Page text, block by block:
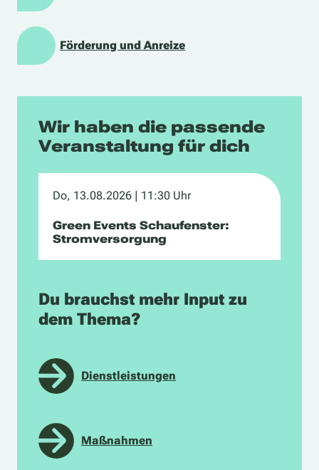
Förderung und Anreize
Wir haben die passende
Veranstaltung für dich
Do, 13.08.2026 | 11:30 Uhr
Green Events Schaufenster:
Stromversorgung
Du brauchst mehr Input zu
dem Thema?
Dienstleistungen
Maßnahmen